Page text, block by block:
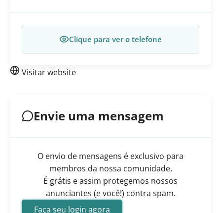
Clique para ver o telefone
Visitar website
Envie uma mensagem
O envio de mensagens é exclusivo para
membros da nossa comunidade.
É grátis e assim protegemos nossos
anunciantes (e você!) contra spam.
Faça seu login agora